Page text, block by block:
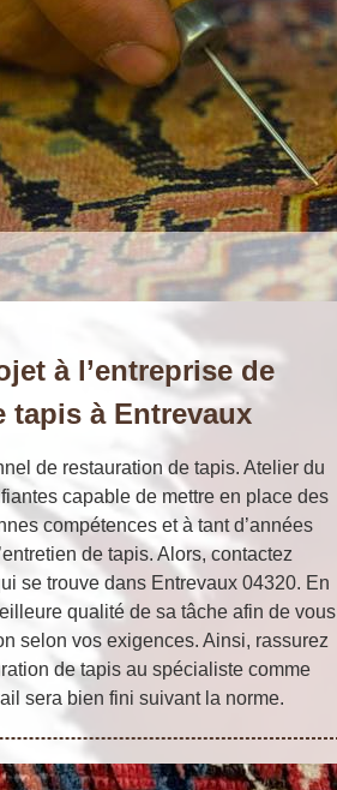
à l’entreprise de
tapis à Entrevaux
de restauration de tapis. Atelier du
capable de mettre en place des
compétences et à tant d’années
de tapis. Alors, contactez
se trouve dans Entrevaux 04320. En
qualité de sa tâche afin de vous
selon vos exigences. Ainsi, rassurez
de tapis au spécialiste comme
sera bien fini suivant la norme.